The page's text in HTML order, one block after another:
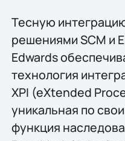
Тесную
решениями SCM и
Edwards
технология
XPI (eXtended
уникальная по
функция